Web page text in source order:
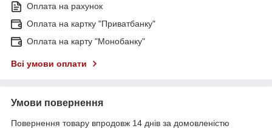
Оплата на рахунок
Оплата на картку "Приватбанку"
Оплата на карту "Монобанку"
Всі умови оплати
Умови повернення
Повернення товару впродовж 14 днів за домовленістю